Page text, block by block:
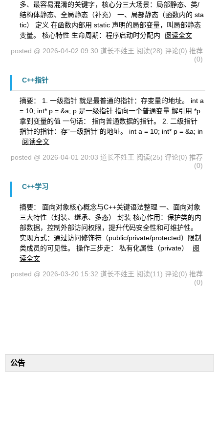
多、最容易混淆的关键字，核心分三大场景：局部静态、类/
结构体静态、全局静态（补充） 一、局部静态（函数内的 sta
tic） 定义 在函数内部用 static 声明的局部变量，叫局部静态
变量。 核心特性 生命周期：程序启动时分配内
阅读全文
posted @ 2026-04-02 09:30 道长不姓王 阅读(28) 评论(0) 推荐
(0)
C++指针
摘要： 1. 一级指针 就是最普通的指针：存变量的地址。 int a
= 10; int* p = &a; p 是一级指针 指向一个普通变量 解引用 *p
拿到变量的值 一句话： 指向普通数据的指针。 2. 二级指针
指针的指针：存“一级指针”的地址。 int a = 10; int* p = &a; in
阅读全文
posted @ 2026-04-01 20:03 道长不姓王 阅读(25) 评论(0) 推荐
(0)
C++学习
摘要： 面向对象核心概念与C++关键语法整理 一、面向对象
三大特性（封装、继承、多态） 封装 核心作用：保护类的内
部数据，控制外部访问权限，提升代码安全性和可维护性。
实现方式：通过访问修饰符（public/private/protected）限制
类成员的可见性。 操作三步走： 私有化属性（private）
阅
读全文
posted @ 2026-03-20 15:32 道长不姓王 阅读(11) 评论(0) 推荐
(0)
公告